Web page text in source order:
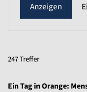
247 Treffer
Ein Tag in Orange: